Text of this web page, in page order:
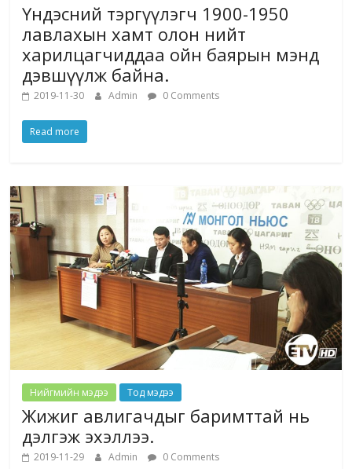
Үндэсний тэргүүлэгч 1900-1950
лавлахын хамт олон нийт
харилцагчиддаа ойн баярын мэнд
дэвшүүлж байна.
2019-11-30 Admin 0 Comments
Read more
Нийгмийн мэдээ Тод мэдээ
Жижиг авлигачдыг баримттай нь
дэлгэж эхэллээ.
2019-11-29 Admin 0 Comments